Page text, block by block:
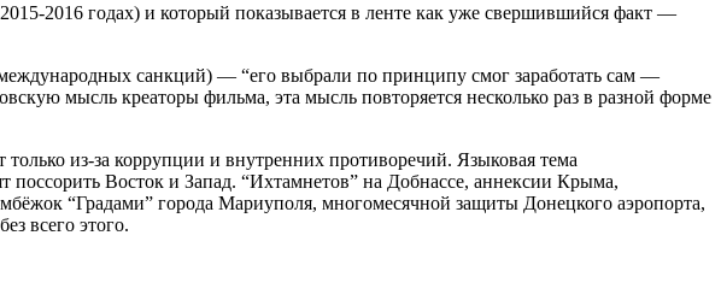
2016 годах) и который показывается в ленте как уже свершившийся факт —
санкций) — “его выбрали по принципу смог заработать сам —
мысль креаторы фильма, эта мысль повторяется несколько раз в разной форме
из-за коррупции и внутренних противоречий. Языковая тема
поссорить Восток и Запад. “Ихтамнетов” на Добнассе, аннексии Крыма,
“Градами” города Мариуполя, многомесячной защиты Донецкого аэропорта,
всего этого.